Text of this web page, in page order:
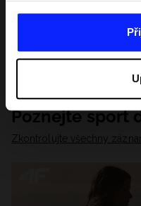
Poznejte sport
Zkontrolujte všechny